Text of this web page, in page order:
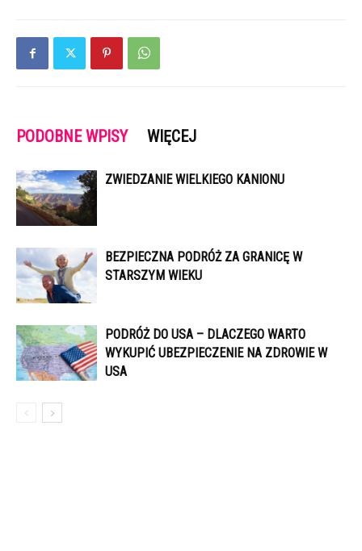
PODOBNE WPISY WIĘCEJ
ZWIEDZANIE WIELKIEGO KANIONU
BEZPIECZNA PODRÓŻ ZA GRANICĘ W
STARSZYM WIEKU
PODRÓŻ DO USA – DLACZEGO WARTO
WYKUPIĆ UBEZPIECZENIE NA ZDROWIE W
USA